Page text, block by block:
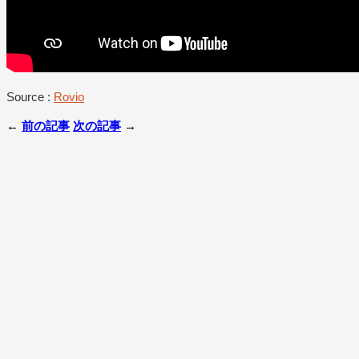
Source : Rovio
← 前の記事 次の記事 →